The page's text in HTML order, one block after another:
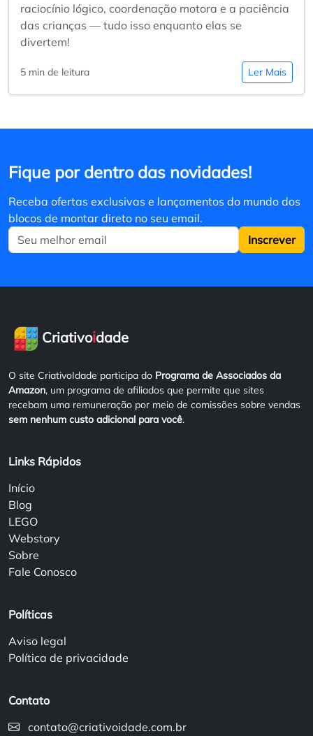
raciocínio lógico, coordenação motora e a paciência
das crianças — tudo isso enquanto elas se
divertem!
5 min de leitura Ler Mais
Fique por dentro das novidades!
Receba ofertas exclusivas e lançamentos do mundo dos
blocos de montar direto no seu email.
Inscrever
Criativoidade
O site CriativoIdade participa do Programa de Associados da
Amazon, um programa de afiliados que permite que sites
recebam uma remuneração por meio de comissões sobre vendas
sem nenhum custo adicional para você.
Links Rápidos
Início
Blog
LEGO
Webstory
Sobre
Fale Conosco
Políticas
Aviso legal
Política de privacidade
Contato
contato@criativoidade.com.br